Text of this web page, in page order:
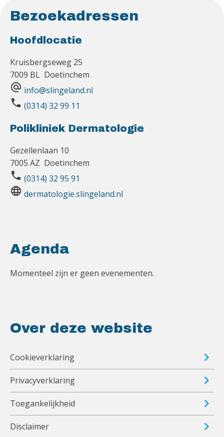
Bezoekadressen
Hoofdlocatie
Kruisbergseweg 25
7009 BL Doetinchem
alternate_email info@slingeland.nl
phone (0314) 32 99 11
Polikliniek Dermatologie
Gezellenlaan 10
7005 AZ Doetinchem
phone (0314) 32 95 91
language dermatologie.slingeland.nl
Agenda
Momenteel zijn er geen evenementen.
Over deze website
Cookieverklaring
Privacyverklaring
Toegankelijkheid
Disclaimer